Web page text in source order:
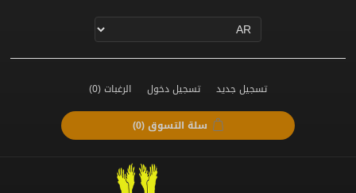
تسجيل جديد تسجيل دخول الرغبات(0)
سلة التسوق(0)